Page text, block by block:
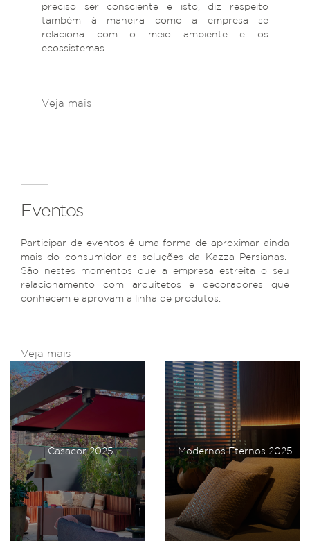
preciso ser consciente e isto, diz respeito
também à maneira como a empresa se
relaciona com o meio ambiente e os
ecossistemas.
Veja mais
Eventos
Participar de eventos é uma forma de aproximar ainda
mais do consumidor as soluções da Kazza Persianas.
São nestes momentos que a empresa estreita o seu
relacionamento com arquitetos e decoradores que
conhecem e aprovam a linha de produtos.
Veja mais
Casacor 2025 Modernos Eternos 2025